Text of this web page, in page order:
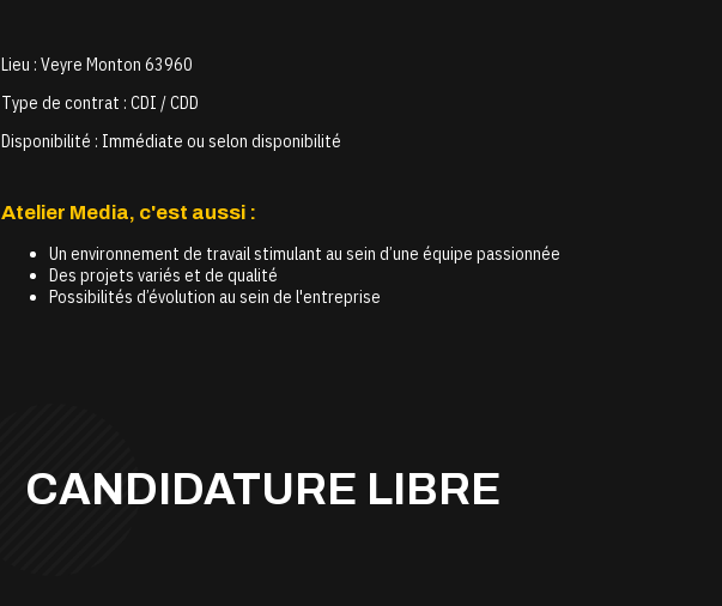
Lieu : Veyre Monton 63960
Type de contrat : CDI / CDD
Disponibilité : Immédiate ou selon disponibilité
Atelier Media, c'est aussi :
Un environnement de travail stimulant au sein d’une équipe passionnée
Des projets variés et de qualité
Possibilités d’évolution au sein de l'entreprise
CANDIDATURE LIBRE